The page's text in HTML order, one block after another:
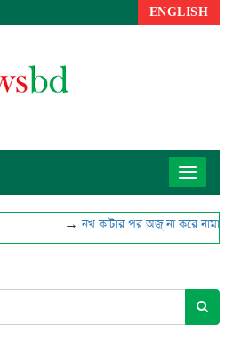
ENGLISH
Toggle
→ নখ কাটার পর অজু না করে নামাজ